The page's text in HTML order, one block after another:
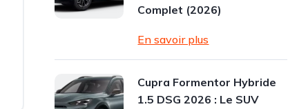
Complet (2026)
En savoir plus
Cupra Formentor Hybride
1.5 DSG 2026 : Le SUV